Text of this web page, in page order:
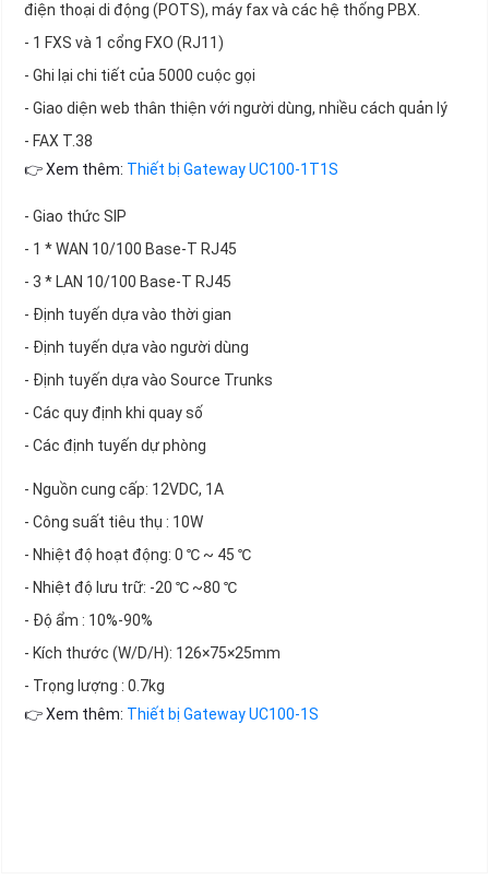
điện thoại di động (POTS), máy fax và các hệ thống PBX.
- 1 FXS và 1 cổng FXO (RJ11)
- Ghi lại chi tiết của 5000 cuộc gọi
- Giao diện web thân thiện với người dùng, nhiều cách quản lý
- FAX T.38
👉 Xem thêm: Thiết bị Gateway UC100-1T1S
- Giao thức SIP
- 1 * WAN 10/100 Base-T RJ45
- 3 * LAN 10/100 Base-T RJ45
- Định tuyến dựa vào thời gian
- Định tuyến dựa vào người dùng
- Định tuyến dựa vào Source Trunks
- Các quy định khi quay số
- Các định tuyến dự phòng
- Nguồn cung cấp: 12VDC, 1A
- Công suất tiêu thụ : 10W
- Nhiệt độ hoạt động: 0 ℃ ~ 45 ℃
- Nhiệt độ lưu trữ: -20 ℃ ~80 ℃
- Độ ẩm : 10%-90%
- Kích thước (W/D/H): 126×75×25mm
- Trọng lượng : 0.7kg
👉 Xem thêm: Thiết bị Gateway UC100-1S